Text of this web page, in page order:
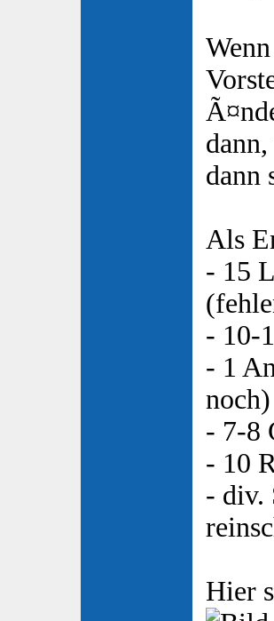
dann
Als
- 15
- 10-
- 1
noch)
- 7-8
- 10
- div.
Hier